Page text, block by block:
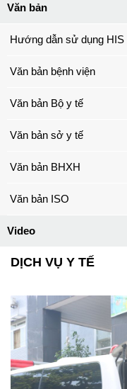
Văn bản
Hướng dẫn sử dụng HIS
Văn bản bệnh viện
Văn bản Bộ y tế
Văn bản sở y tế
Văn bản BHXH
Văn bản ISO
Video
DỊCH VỤ Y TẾ